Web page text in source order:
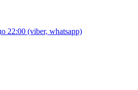
22:00 (viber, whatsapp)